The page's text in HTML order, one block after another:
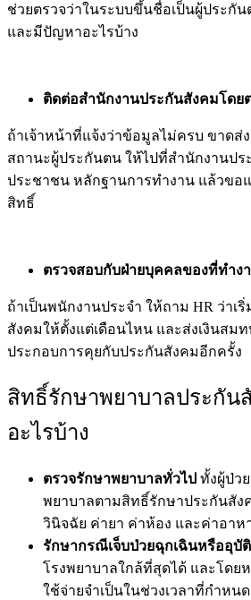
ช่วยตรวจว่าในระบบขึ้นชื่อเป็นผู้ประกั
และมีปัญหาอะไรบ้าง
ติดต่อสำนักงานประกันสังคมโดย
ถ้าเจ้าหน้าที่แจ้งว่าข้อมูลไม่ครบ ขาด
สถานะผู้ประกันตน ให้ไปที่สำนักงานป
ประชาชน หลักฐานการทำงาน แล้วขอ
สิทธิ์
ตรวจสอบกับฝ่ายบุคคลของที่ทำง
ถ้าเป็นพนักงานประจำ ให้ถาม HR ว่าเ
สังคมให้ตั้งแต่เดือนไหน และส่งเงินสมท
ประกอบการคุยกับประกันสังคมอีกครั้ง
สิทธิ์รักษาพยาบาลประกัน
อะไรบ้าง
ตรวจรักษาพยาบาลทั่วไป ทั้งผู้ป่ว
พยาบาลตามสิทธิ์รักษาประกันสัง
วินิจฉัย ค่ายา ค่าห้อง และค่าอา
รักษากรณีเจ็บป่วยฉุกเฉินหรืออุบั
โรงพยาบาลใกล้ที่สุดได้ และโดย
ใช้จ่ายจำเป็นในช่วงเวลาที่กำหน